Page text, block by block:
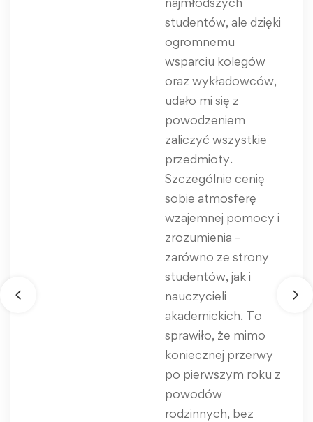
studentów, ale dzięki
ogromnemu
wsparciu kolegów
oraz wykładowców,
udało mi się z
powodzeniem
zaliczyć wszystkie
przedmioty.
Szczególnie cenię
sobie atmosferę
wzajemnej pomocy i
zrozumienia –
zarówno ze strony
studentów, jak i
nauczycieli
akademickich. To
sprawiło, że mimo
koniecznej przerwy
po pierwszym roku z
powodów
rodzinnych, bez